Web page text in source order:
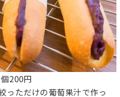
200円
っただけの葡萄果汁で作っ